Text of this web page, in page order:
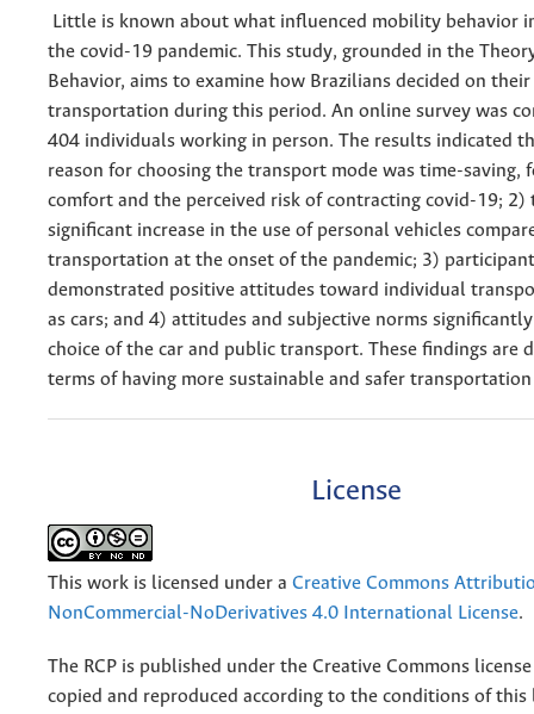
Little is known about what influenced mobility behavior
the covid-19 pandemic. This study, grounded in the
Behavior, aims to examine how Brazilians decided on
transportation during this period. An online survey was
404 individuals working in person. The results indicated
reason for choosing the transport mode was time-saving,
comfort and the perceived risk of contracting covid-19; 2)
significant increase in the use of personal vehicles
transportation at the onset of the pandemic; 3)
demonstrated positive attitudes toward individual
as cars; and 4) attitudes and subjective norms
choice of the car and public transport. These findings are
terms of having more sustainable and safer transportation
License
This work is licensed under a Creative Commons
NonCommercial-NoDerivatives 4.0 International License.
The RCP is published under the Creative Commons
copied and reproduced according to the conditions of this